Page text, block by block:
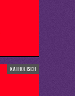
katholisch